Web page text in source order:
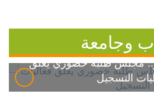
وجامعة
مجلس طلبة خضوري يعلق
التسجيل